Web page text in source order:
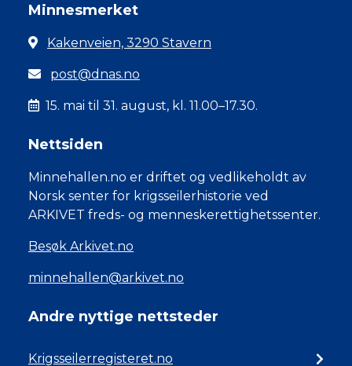
Minnesmerket
Kakenveien, 3290 Stavern
post@dnas.no
15. mai til 31. august, kl. 11.00–17.30.
Nettsiden
Minnehallen.no er driftet og vedlikeholdt av
Norsk senter for krigsseilerhistorie ved
ARKIVET freds- og menneskerettighetssenter.
Besøk Arkivet.no
minnehallen@arkivet.no
Andre nyttige nettsteder
Krigsseilerregisteret.no